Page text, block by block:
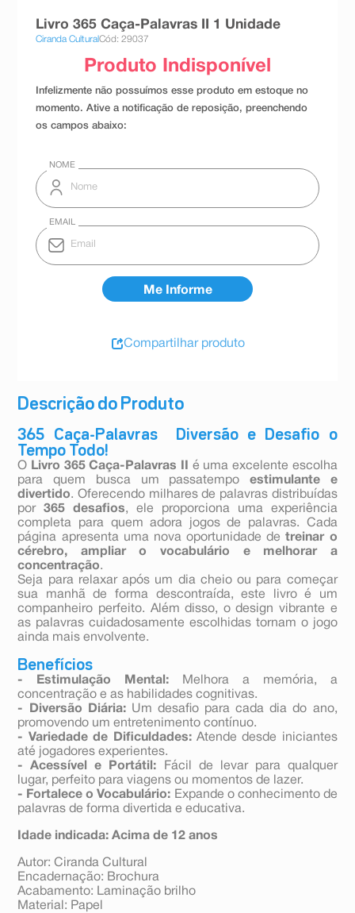
Descrição do Produto
365 Caça-Palavras  Diversão e Desafio o
Tempo Todo!
O Livro 365 Caça-Palavras II
é uma excelente escolha
para quem busca um passatempo estimulante e
divertido. Oferecendo milhares de palavras distribuídas
por365 desafios, ele proporciona uma experiência
completa para quem adora jogos de palavras. Cada
página apresenta uma nova oportunidade detreinar o
cérebro, ampliar o vocabulário e melhorar a
concentração.
Seja para relaxar após um dia cheio ou para começar
sua manhã de forma descontraída, este livro é um
companheiro perfeito. Além disso, o design vibrante e
as palavras cuidadosamente escolhidas tornam o jogo
ainda mais envolvente.
Benefícios
- Estimulação Mental: Melhora a memória, a
concentração e as habilidades cognitivas.
- Diversão Diária:Um desafio para cada dia do ano,
promovendo um entretenimento contínuo.
- Variedade de Dificuldades:Atende desde iniciantes
até jogadores experientes.
- Acessível e Portátil: Fácil de levar para qualquer
lugar, perfeito para viagens ou momentos de lazer.
- Fortalece o Vocabulário: Expande o conhecimento de
palavras de forma divertida e educativa.
Idade indicada: Acima de 12 anos
Autor: Ciranda Cultural
Encadernação: Brochura
Acabamento: Laminação brilho
Material: Papel
Livro 365 Caça-Palavras II 1 Unidade
Ciranda CulturalCód: 29037
Compartilhar produto
teste gravidez
esmalte
absorvente